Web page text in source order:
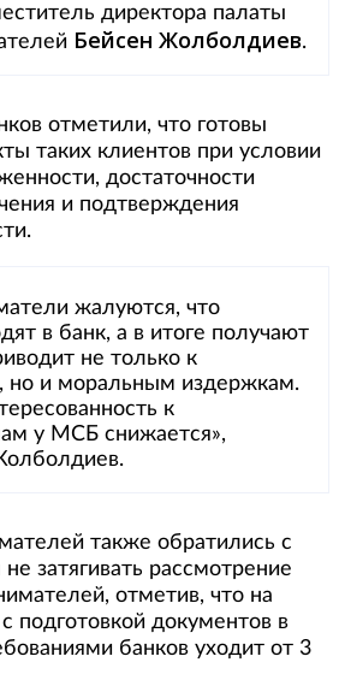
директора палаты
Бейсен Жолболдиев.
отметили, что готовы
таких клиентов при условии
достаточности
и подтверждения
жалуются, что
в банк, а в итоге получают
не только к
но и моральным издержкам.
к
у МСБ снижается»,
также обратились с
затягивать рассмотрение
отметив, что на
подготовкой документов в
банков уходит от 3